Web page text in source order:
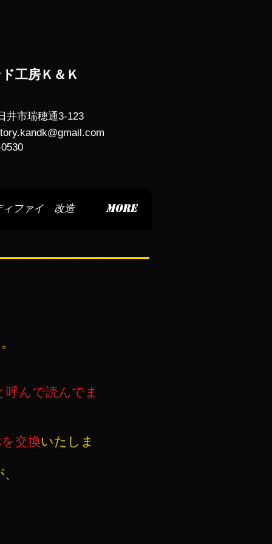
工房Ｋ＆Ｋ
井市瑞穂通3-123
ィファイ 改造 More
んで読んでま
交換いたしま